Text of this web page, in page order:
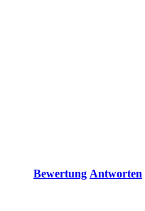
Bewertung Antworten